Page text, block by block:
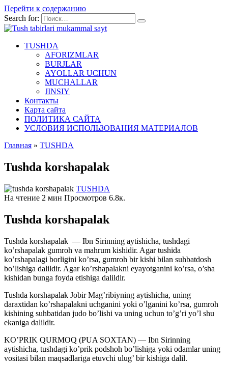
Перейти к содержанию
Search for:
TUSHDA
AFORIZMLAR
BURJLAR
AYOLLAR UCHUN
MUCHALLAR
JINSIY
Контакты
Карта сайта
ПОЛИТИКА САЙТА
УСЛОВИЯ ИСПОЛЬЗОВАНИЯ МАТЕРИАЛОВ
Главная » TUSHDA
Tushda korshapalak
TUSHDA
На чтение 2 мин Просмотров 6.8к.
Tushda korshapalak
Tushda korshapalak — Ibn Sirinning aytishicha, tushdagi
ko’rshapalak gumroh va mahrum kishidir. Agar tushida
ko’rshapalagi borligini ko’rsa, gumroh bir kishi bilan suhbatdosh
bo’lishiga dalildir. Agar ko’rshapalakni eyayotganini ko’rsa, o’sha
kishidan bunga foyda etishiga dalildir.
Tushda korshapalak Jobir Mag’ribiyning aytishicha, uning
daraxtidan ko’rshapalakni uchganini yoki o’lganini ko’rsa, gumroh
kishining suhbatidan judo bo’lishi va uning uchun to’g’ri yo’l shu
ekaniga dalildir.
KO’PRIK QURMOQ (PUA SOXTAN) — Ibn Sirinning
aytishicha, tushdagi ko’prik podshoh bo’lishiga yoki odamlar uning
vositasi bilan maqsadlariga etuvchi ulug’ bir kishiga dalil.